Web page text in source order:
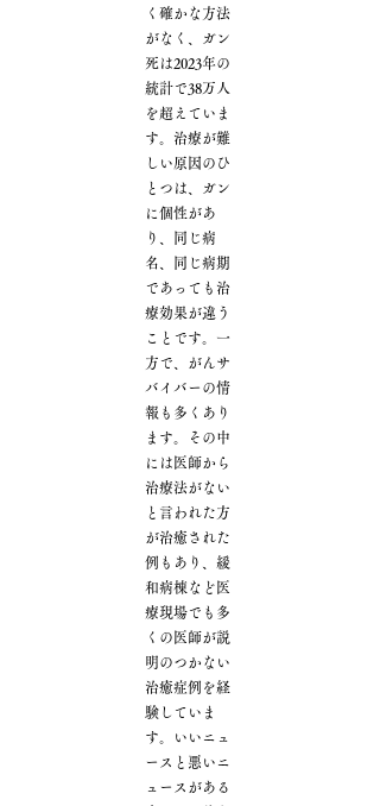
く確かな方法
がなく、ガン
死は2023年の
統計で38万人
を超えていま
す。治療が難
しい原因のひ
とつは、ガン
に個性があ
り、同じ病
名、同じ病期
であっても治
療効果が違う
ことです。一
方で、がんサ
バイバーの情
報も多くあり
ます。その中
には医師から
治療法がない
と言われた方
が治癒された
例もあり、緩
和病棟など医
療現場でも多
くの医師が説
明のつかない
治癒症例を経
験していま
す。いいニュ
ースと悪いニ
ュースがある